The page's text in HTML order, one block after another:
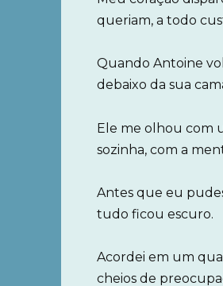
queriam, a todo
Quando Antoine
debaixo da sua
Ele me olhou com
sozinha, com a
Antes que eu
tudo ficou escuro.
Acordei em um
cheios de